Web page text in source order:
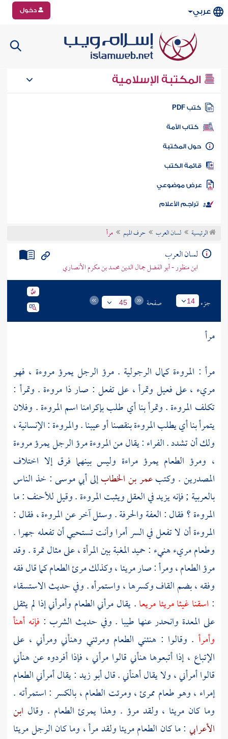
عربي دخول
المكتبة الإسلامية
كتب PDF
كتاب الأمة
المكتبة
الكتب
موضوعي
تراجم الأعلام
الرئيسية لسان العرب حرف الميم مرأ
لسان العرب
ابن منظور - أبو الفضل جمال الدين محمد بن مكرم الأنصاري
جزء 14 صفحة 45
مرأ
مرأ : المروءة كمال الرجولية . مرؤ الرجل يمرؤ مروءة ، فهو
مريء ، على فعيل وتمرأ ، على تفعل : صار ذا مروءة . وتمرأ :
تكلف المروءة . وتمرأ بنا أي طلب بإكرامنا اسم المروءة . وفلان
يتمرأ بنا أي يطلب المروءة بنقصنا أو عيبنا . والمروءة : الإنسانية ،
ولك أن تشدد .الفراء: يقال من المروءة مرؤ الرجل يمرؤ مروءة
، ومرؤ الطعام يمرؤ مراءة وليس بينهما فرق إلا اختلاف
المصدرين . وكتبعمر بن الخطابإلىأبي موسى: خذ الناس
بالعربية ; فإنه يزيد في العقل ويثبت المروءة . وقيلللأحنف: ما
المروءة ؟ فقال : العفة والحرفة . وسئل آخر عن المروءة ، فقال :
المروءة أن لا تفعل في السر أمرا وأنت تستحيي أن تفعله جهرا .
وطعام مريء هنيء : حميد المغبة بين المرأة ، على مثال تمرة . وقد
مرؤ الطعام ، ومرأ : صار مريئا ، وكذلك مرئ الطعام كما قال فقه
وفقه ، بضم القاف وكسرها ، واستمرأه . وفي حديث الاستسقاء
: اسقنا غيثا مريئا مريعا. يقال مرأني الطعام وأمرأني إذا لم يثقل
على المعدة وانحدر عنها طيبا . وفي حديث الشرب : فإنه أهنأ
وأمرأ . وقالوا : هنئني الطعام ومرئني وهنأني ومرأني ، على
الإتباع ، إذا أتبعوها هنأني قالوا مرأني ، فإذا أفردوه عن هنأني
قالوا أمرأني ، ولا يقال أهنأني . قالأبو زيد: يقال أمرأني الطعام
إمراء ، وهو طعام ممرئ ، ومرئت الطعام ، بالكسر : استمرأته .
وما كان مريئا ، ولقد مرؤ . وهذا يمرئ الطعام . وقال ابن
الأعرابي : ما كان الطعام مريئا ولقد مرأ ، وما كان الرجل مريئا